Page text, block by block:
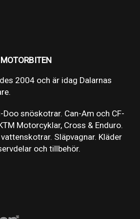
2004 och är idag Dalarnas
Doo snöskotrar. Can-Am och CF-
Motorcyklar, Cross & Enduro.
Släpvagnar. Kläder
och tillbehör.